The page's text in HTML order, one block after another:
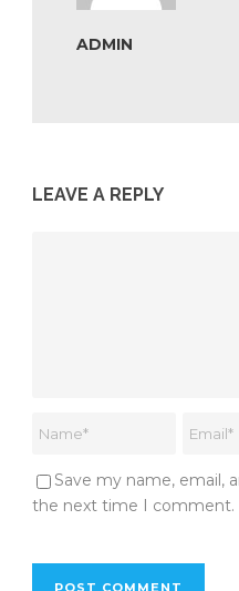
ADMIN
LEAVE A REPLY
Save my name, email,
the next time I comment.